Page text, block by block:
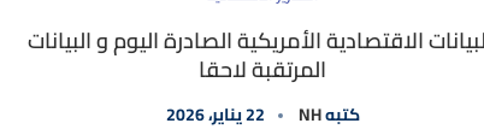
الاقتصادية الأمريكية الصادرة اليوم و البيانات
المرتقبة لاحقا
كتبهNH 22 يناير، 2026